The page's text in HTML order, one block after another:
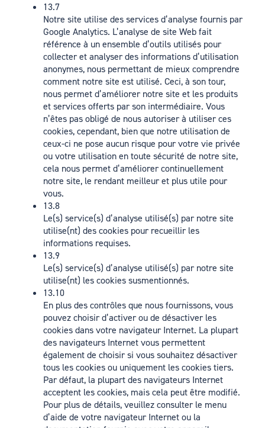
13.7
Notre site utilise des services d’analyse fournis par
Google Analytics. L’analyse de site Web fait
référence à un ensemble d’outils utilisés pour
collecter et analyser des informations d’utilisation
anonymes, nous permettant de mieux comprendre
comment notre site est utilisé. Ceci, à son tour,
nous permet d’améliorer notre site et les produits
et services offerts par son intermédiaire. Vous
n’êtes pas obligé de nous autoriser à utiliser ces
cookies, cependant, bien que notre utilisation de
ceux-ci ne pose aucun risque pour votre vie privée
ou votre utilisation en toute sécurité de notre site,
cela nous permet d’améliorer continuellement
notre site, le rendant meilleur et plus utile pour
vous.
13.8
Le(s) service(s) d’analyse utilisé(s) par notre site
utilise(nt) des cookies pour recueillir les
informations requises.
13.9
Le(s) service(s) d’analyse utilisé(s) par notre site
utilise(nt) les cookies susmentionnés.
13.10
En plus des contrôles que nous fournissons, vous
pouvez choisir d’activer ou de désactiver les
cookies dans votre navigateur Internet. La plupart
des navigateurs Internet vous permettent
également de choisir si vous souhaitez désactiver
tous les cookies ou uniquement les cookies tiers.
Par défaut, la plupart des navigateurs Internet
acceptent les cookies, mais cela peut être modifié.
Pour plus de détails, veuillez consulter le menu
d’aide de votre navigateur Internet ou la